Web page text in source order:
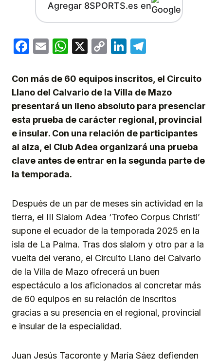
Agregar 8SPORTS.es en
Facebook
EmailWhatsApp
X
CopyLinkedIn
Con más de 60 equipos inscritos, el Circuito
Llano del Calvario de la Villa de Mazo
presentará un lleno absoluto para presenciar
esta prueba de carácter regional, provincial
e insular. Con una relación de participantes
al alza, el Club Adea organizará una prueba
clave antes de entrar en la segunda parte de
la temporada.
Después de un par de meses sin actividad en la
tierra, el III Slalom Adea ‘Trofeo Corpus Christi’
supone el ecuador de la temporada 2025 en la
isla de La Palma. Tras dos slalom y otro par a la
vuelta del verano, el Circuito Llano del Calvario
de la Villa de Mazo ofrecerá un buen
espectáculo a los aficionados al concretar más
de 60 equipos en su relación de inscritos
gracias a su presencia en el regional, provincial
e insular de la especialidad.
Juan Jesús Tacoronte y María Sáez defienden